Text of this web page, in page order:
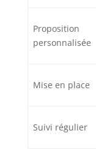
Proposition
personnalisée
Mise en place
Suivi régulier